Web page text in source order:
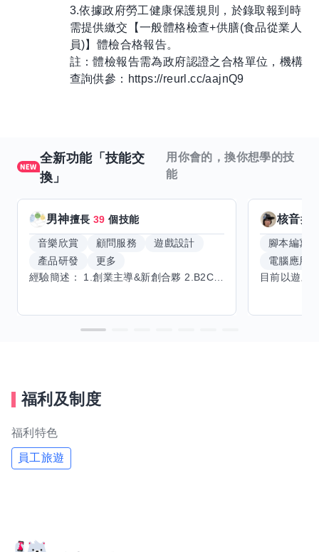
3.依據政府勞工健康保護規則，於錄取報到時
需提供繳交【一般體格檢查+供膳(食品從業人
員)】體檢合格報告。
註：體檢報告需為政府認證之合格單位，機構
查詢供參：https://reurl.cc/aajnQ9
全新功能「技能交
換」
用你會的，換你想學的技
能
男神擅長39 個技能
音樂欣賞 顧問服務
遊戲設計
產品研發
更多
核音擅
腳本編寫
電腦應用
福利及制度
福利特色
員工旅遊